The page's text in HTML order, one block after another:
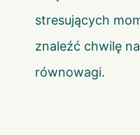
stresujących
znaleźć chwilę
równowagi.